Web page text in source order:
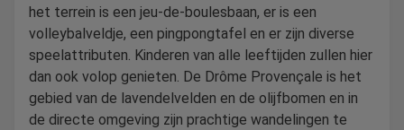
het terrein is een jeu-de-boulesbaan, er is een
volleybalveldje, een pingpongtafel en er zijn diverse
speelattributen. Kinderen van alle leeftijden zullen hier
dan ook volop genieten. De Drôme Provençale is het
gebied van de lavendelvelden en de olijfbomen en in
de directe omgeving zijn prachtige wandelingen te